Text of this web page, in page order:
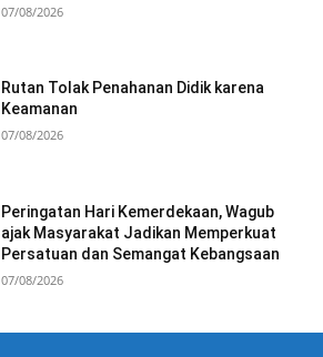
07/08/2026
Rutan Tolak Penahanan Didik karena
Keamanan
07/08/2026
Peringatan Hari Kemerdekaan, Wagub
ajak Masyarakat Jadikan Memperkuat
Persatuan dan Semangat Kebangsaan
07/08/2026